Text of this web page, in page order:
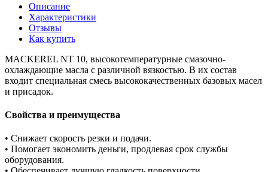
Описание
Характеристики
Отзывы
Как купить
MACKEREL NT 10, высокотемпературные смазочно-
охлаждающие масла с различной вязкостью. В их состав
входит специальная смесь высококачественных базовых масел
и присадок.
Свойства и преимущества
• Снижает скорость резки и подачи.
• Помогает экономить деньги, продлевая срок службы
оборудования.